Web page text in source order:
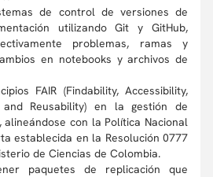
de control de versiones de
utilizando Git y GitHub,
problemas, ramas y
en notebooks y archivos de
FAIR (Findability, Accessibility,
and Reusability) en la gestión de
alineándose con la Política Nacional
establecida en la Resolución 0777
de Ciencias de Colombia.
paquetes de replicación que